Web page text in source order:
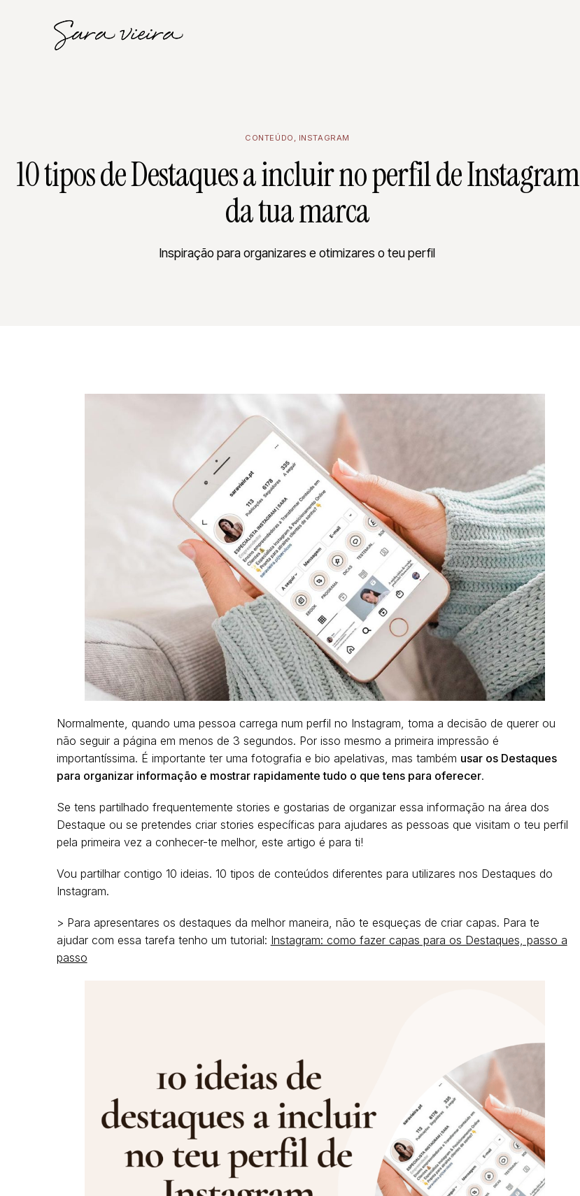
CONTEÚDO INSTAGRAM
10 tipos de Destaques a incluir no perfil de Instagram
da tua marca
Inspiração para organizares e otimizares o teu perfil
Normalmente, quando uma pessoa carrega num perfil no Instagram, toma a decisão de querer ou
não seguir a página em menos de 3 segundos. Por isso mesmo a primeira impressão é
importantíssima. É importante ter uma fotografia e bio apelativas, mas também usar os Destaques
para organizar informação e mostrar rapidamente tudo o que tens para oferecer.
Se tens partilhado frequentemente stories e gostarias de organizar essa informação na área dos
Destaque ou se pretendes criar stories específicas para ajudares as pessoas que visitam o teu perfil
pela primeira vez a conhecer-te melhor, este artigo é para ti!
Vou partilhar contigo 10 ideias. 10 tipos de conteúdos diferentes para utilizares nos Destaques do
Instagram.
> Para apresentares os destaques da melhor maneira, não te esqueças de criar capas. Para te
ajudar com essa tarefa tenho um tutorial: Instagram: como fazer capas para os Destaques, passo a
passo